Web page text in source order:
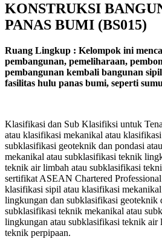
KONSTRUKSI
PANAS BUMI (BS015)
Ruang Lingkup : Kelompok ini
pembangunan, pemeliharaan,
pembangunan kembali bangunan
fasilitas hulu panas bumi, seperti
Klasifikasi dan Sub Klasifiksi untuk
atau klasifikasi mekanikal atau
subklasifikasi geoteknik dan pondasi
mekanikal atau subklasifikasi teknik
teknik air limbah atau subklasifikasi
sertifikat ASEAN Chartered
klasifikasi sipil atau klasifikasi
lingkungan dan subklasifikasi geoteknik
subklasifikasi teknik mekanikal atau
lingkungan atau subklasifikasi teknik air
teknik perpipaan.